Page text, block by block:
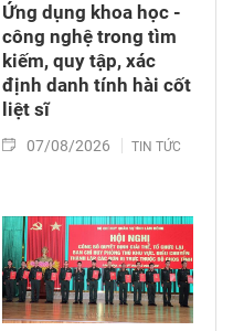
Ứng dụng khoa học -
công nghệ trong tìm
kiếm, quy tập, xác
định danh tính hài cốt
liệt sĩ
07/08/2026 TIN TỨC